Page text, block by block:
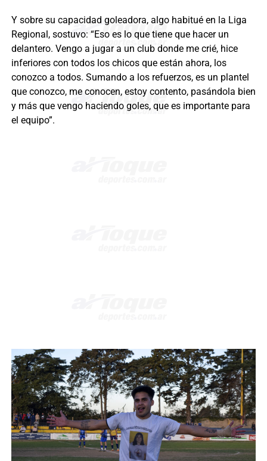
Y sobre su capacidad goleadora, algo habitué en la Liga
Regional, sostuvo: “Eso es lo que tiene que hacer un
delantero. Vengo a jugar a un club donde me crié, hice
inferiores con todos los chicos que están ahora, los
conozco a todos. Sumando a los refuerzos, es un plantel
que conozco, me conocen, estoy contento, pasándola bien
y más que vengo haciendo goles, que es importante para
el equipo”.